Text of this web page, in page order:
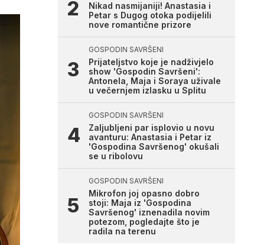
Nikad nasmijaniji! Anastasia i
Petar s Dugog otoka podijelili
nove romantične prizore
GOSPODIN SAVRŠENI
Prijateljstvo koje je nadživjelo
show 'Gospodin Savršeni':
Antonela, Maja i Soraya uživale
u večernjem izlasku u Splitu
GOSPODIN SAVRŠENI
Zaljubljeni par isplovio u novu
avanturu: Anastasia i Petar iz
'Gospodina Savršenog' okušali
se u ribolovu
GOSPODIN SAVRŠENI
Mikrofon joj opasno dobro
stoji: Maja iz 'Gospodina
Savršenog' iznenadila novim
potezom, pogledajte što je
radila na terenu